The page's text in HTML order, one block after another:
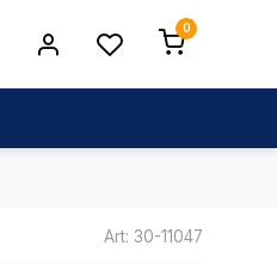
0
Art: 30-11047